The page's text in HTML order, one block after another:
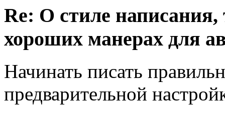
Re: О стиле
хороших манерах для
Начинать писать
предварительной